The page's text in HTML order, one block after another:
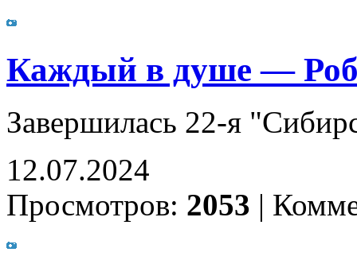
Каждый в душе —
Завершилась 22-я
12.07.2024
Просмотров: 2053 |